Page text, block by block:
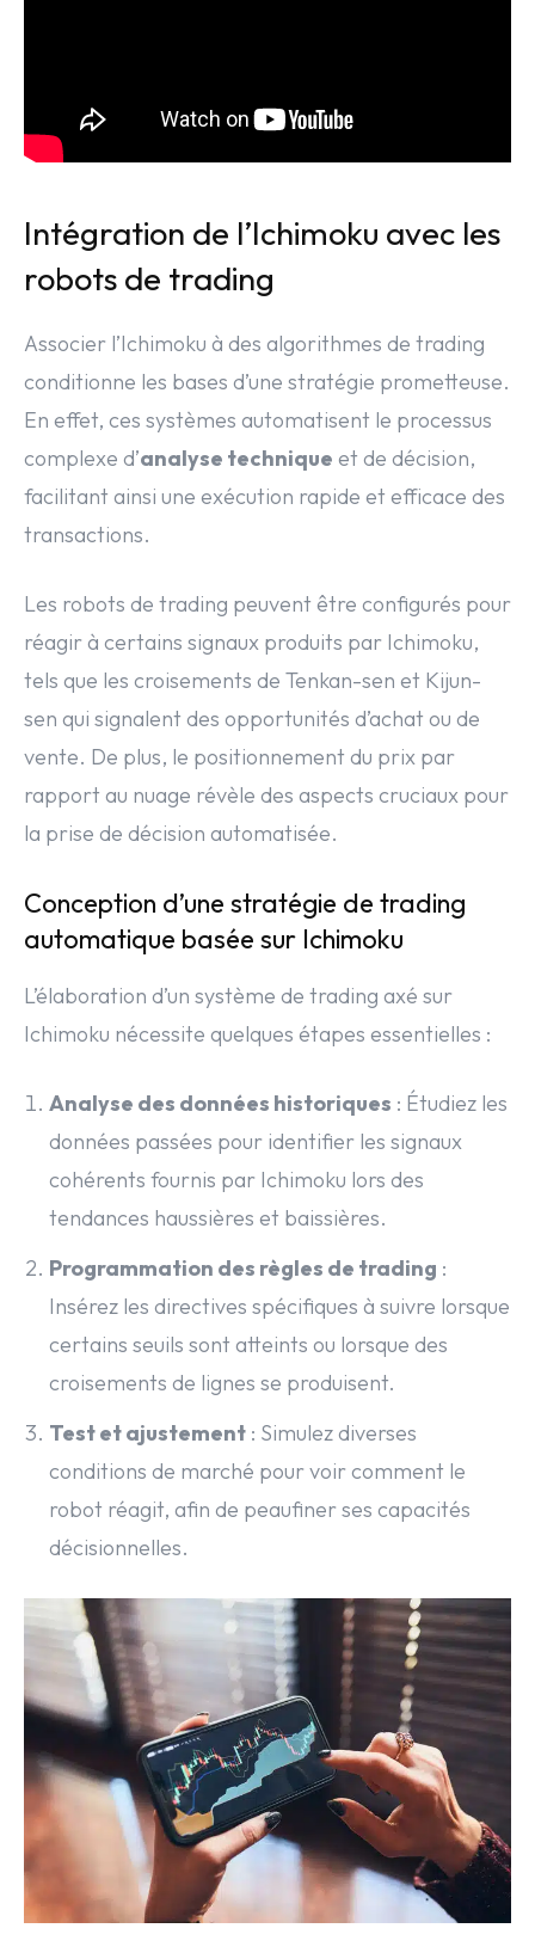
Intégration de l’Ichimoku avec les
robots de trading
Associer l’Ichimoku à des algorithmes de trading
conditionne les bases d’une stratégie prometteuse.
En effet, ces systèmes automatisent le processus
complexe d’analyse technique et de décision,
facilitant ainsi une exécution rapide et efficace des
transactions.
Les robots de trading peuvent être configurés pour
réagir à certains signaux produits par Ichimoku,
tels que les croisements de Tenkan-sen et Kijun-
sen qui signalent des opportunités d’achat ou de
vente. De plus, le positionnement du prix par
rapport au nuage révèle des aspects cruciaux pour
la prise de décision automatisée.
Conception d’une stratégie de trading
automatique basée sur Ichimoku
L’élaboration d’un système de trading axé sur
Ichimoku nécessite quelques étapes essentielles :
Analyse des données historiques : Étudiez les
données passées pour identifier les signaux
cohérents fournis par Ichimoku lors des
tendances haussières et baissières.
Programmation des règles de trading :
Insérez les directives spécifiques à suivre lorsque
certains seuils sont atteints ou lorsque des
croisements de lignes se produisent.
Test et ajustement : Simulez diverses
conditions de marché pour voir comment le
robot réagit, afin de peaufiner ses capacités
décisionnelles.